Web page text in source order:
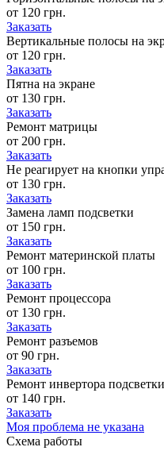
от 120 грн.
Заказать
Вертикальные полосы на
от 120 грн.
Заказать
Пятна на экране
от 130 грн.
Заказать
Ремонт матрицы
от 200 грн.
Заказать
Не реагирует на кнопки
от 130 грн.
Заказать
Замена ламп подсветки
от 150 грн.
Заказать
Ремонт материнской платы
от 100 грн.
Заказать
Ремонт процессора
от 130 грн.
Заказать
Ремонт разъемов
от 90 грн.
Заказать
Ремонт инвертора подсветки
от 140 грн.
Заказать
Моя проблема не указана
Схема работы